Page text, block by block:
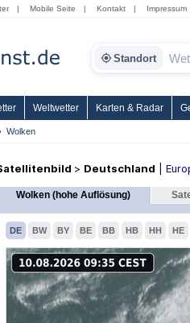
| Mobile Seite | Kontakt | Impressum
Standort
Weltwetter Karten & Radar
Wolken
> Deutschland
Wolken (hohe Auflösung)
DE BW BY BE BB HB HH HE